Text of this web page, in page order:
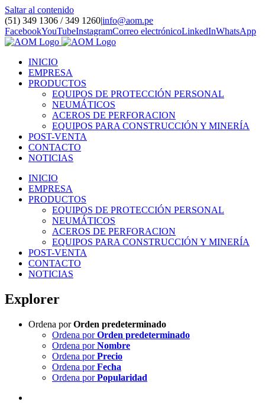
Saltar al contenido
(51) 349 1306 / 349 1260|info@aom.pe
FacebookYouTubeInstagramCorreo electrónicoLinkedInWhatsApp
INICIO
EMPRESA
PRODUCTOS
EQUIPOS DE PROTECCIÓN PERSONAL
NEUMÁTICOS
ACEROS DE PERFORACION
EQUIPOS PARA CONSTRUCCIÓN Y MINERÍA
POST-VENTA
CONTACTO
NOTICIAS
INICIO
EMPRESA
PRODUCTOS
EQUIPOS DE PROTECCIÓN PERSONAL
NEUMÁTICOS
ACEROS DE PERFORACION
EQUIPOS PARA CONSTRUCCIÓN Y MINERÍA
POST-VENTA
CONTACTO
NOTICIAS
Explorer
Ordena porOrden predeterminado
Ordena porOrden predeterminado
Ordena porNombre
Ordena porPrecio
Ordena porFecha
Ordena porPopularidad